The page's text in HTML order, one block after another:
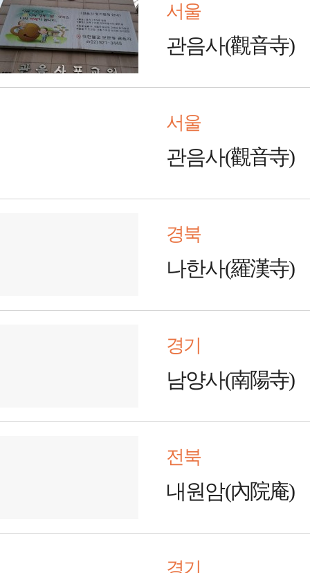
서울
관음사(觀音寺)
서울
관음사(觀音寺)
경북
나한사(羅漢寺)
경기
남양사(南陽寺)
전북
내원암(內院庵)
경기